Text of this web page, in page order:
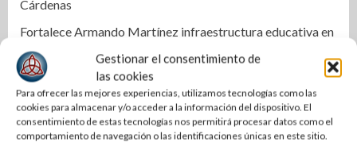
Gestionar el consentimiento de
las cookies
Para ofrecer las mejores experiencias, utilizamos tecnologías como las
cookies para almacenar y/o acceder a la información del dispositivo. El
consentimiento de estas tecnologías nos permitirá procesar datos como el
comportamiento de navegación o las identificaciones únicas en este sitio.
Cárdenas
Fortalece Armando Martínez infraestructura educativa en
Altamira
Alejandra Quintos rompe el silencio y exige avances en la
investigación
Localizan a un hombre sin vida en canal de riego de
Xicoténcatl